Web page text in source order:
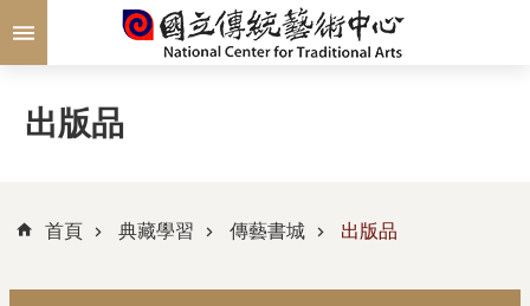
跳到主要內容區塊
出版品
首頁 典藏學習 傳藝書城 出版品